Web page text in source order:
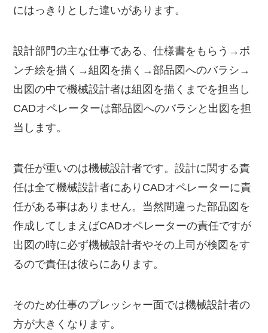
にはっきりとした違いがあります。
設計部門の主な仕事である、仕様書をもらう→ポ
ンチ絵を描く→組図を描く→部品図へのバラシ→
出図の中で機械設計者は組図を描くまでを担当し
CADオペレーターは部品図へのバラシと出図を担
当します。
責任が重いのは機械設計者です。設計に関する責
任は全て機械設計者にありCADオペレーターに責
任がある事はありません。当然間違った部品図を
作成してしまえばCADオペレーターの責任ですが
出図の時に必ず機械設計者やその上司が検図をす
るので責任は彼らにあります。
そのため仕事のプレッシャー面では機械設計者の
方が大きくなります。